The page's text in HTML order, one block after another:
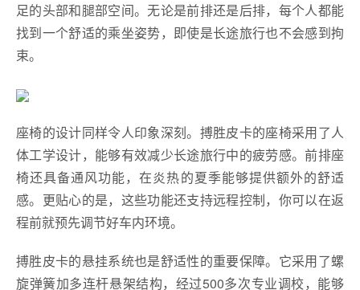
足的头部和腿部空间。无论是前排还是后排，每个人都能
找到一个舒适的乘坐姿势，即使是长途旅行也不会感到拘
束。
座椅的设计同样令人印象深刻。搏胜皮卡的座椅采用了人
体工学设计，能够有效减少长途旅行中的疲劳感。前排座
椅还具备通风功能，在炎热的夏季能够提供额外的舒适
感。更贴心的是，这些功能还支持远程控制，你可以在返
程前就预先调节好车内环境。
搏胜皮卡的悬挂系统也是舒适性的重要保障。它采用了螺
旋弹簧加多连杆悬架结构，经过500多次专业调校，能够